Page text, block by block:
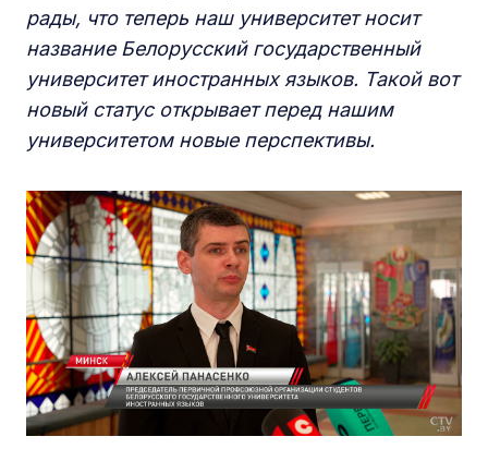
рады, что теперь наш университет носит
название Белорусский государственный
университет иностранных языков. Такой вот
новый статус открывает перед нашим
университетом новые перспективы.